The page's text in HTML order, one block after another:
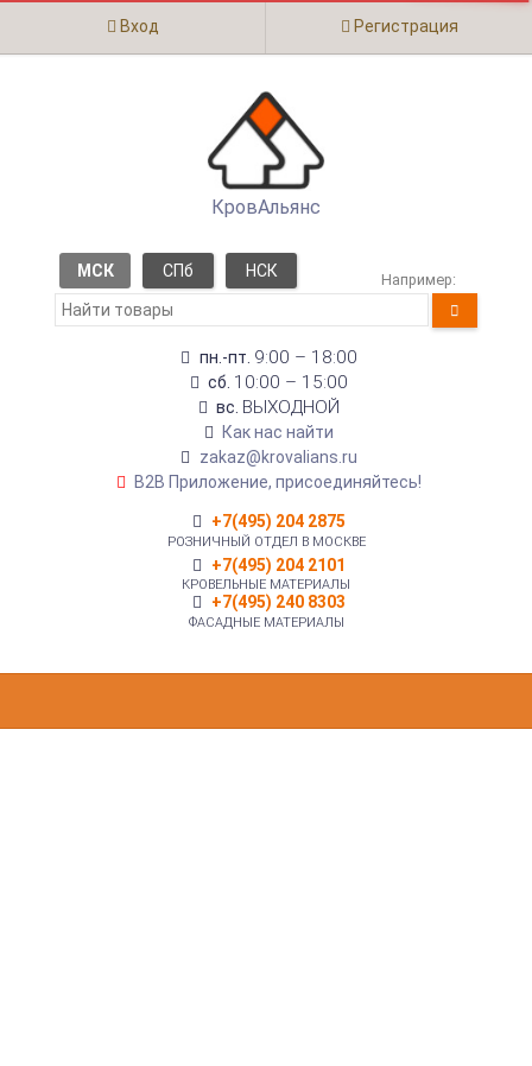
Вход Регистрация
КровАльянс
МСК СПб НСК Например:
пн.-пт. 9:00 – 18:00
сб. 10:00 – 15:00
вс. ВЫХОДНОЙ
Как нас найти
zakaz@krovalians.ru
B2B Приложение, присоединяйтесь!
+7(495) 204 2875
РОЗНИЧНЫЙ ОТДЕЛ В МОСКВЕ
+7(495) 204 2101
КРОВЕЛЬНЫЕ МАТЕРИАЛЫ
+7(495) 240 8303
ФАСАДНЫЕ МАТЕРИАЛЫ